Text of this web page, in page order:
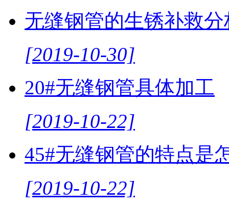
无缝钢管的生锈补救分
[2019-10-30]
20#无缝钢管具体加工
[2019-10-22]
45#无缝钢管的特点是
[2019-10-22]